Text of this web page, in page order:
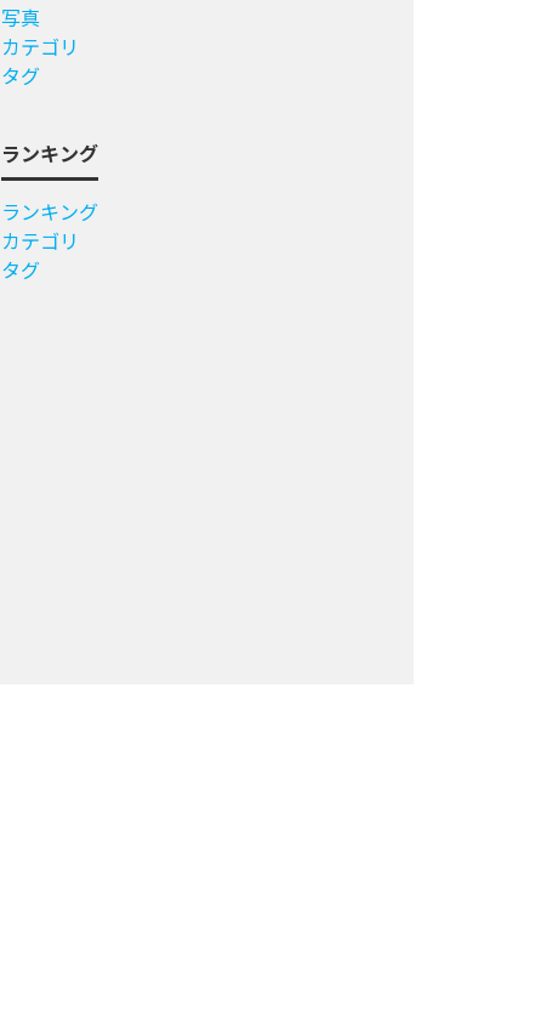
写真
カテゴリ
タグ
ランキング
ランキング
カテゴリ
タグ